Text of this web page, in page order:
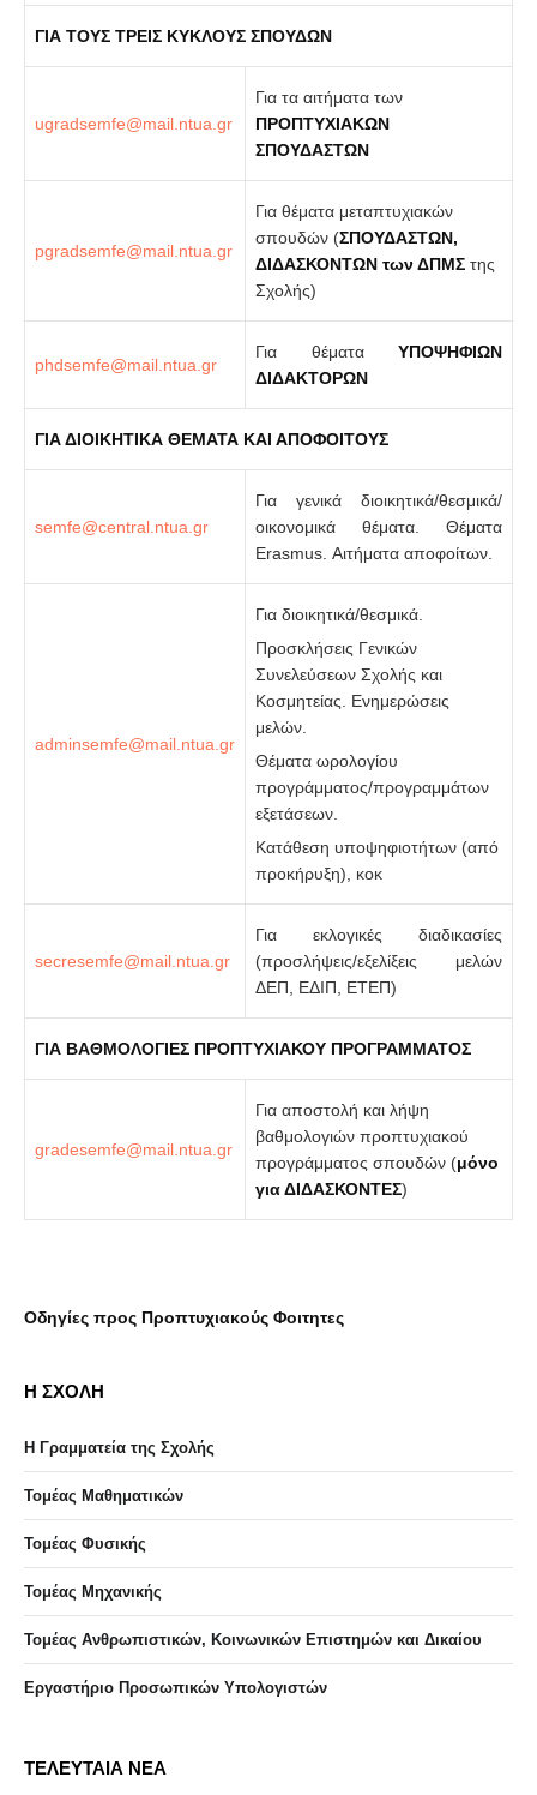
ΓΙΑ ΤΟΥΣ ΤΡΕΙΣ ΚΥΚΛΟΥΣ ΣΠΟΥΔΩΝ
Για τα αιτήματα των
ΠΡΟΠΤΥΧΙΑΚΩΝ
ΣΠΟΥΔΑΣΤΩΝ
Για θέματα μεταπτυχιακών
σπουδών (ΣΠΟΥΔΑΣΤΩΝ,
ΔΙΔΑΣΚΟΝΤΩΝ των ΔΠΜΣ της
Σχολής)
Για θέματα ΥΠΟΨΗΦΙΩΝ
ΔΙΔΑΚΤΟΡΩΝ
ΓΙΑ ΔΙΟΙΚΗΤΙΚΑ ΘΕΜΑΤΑ ΚΑΙ ΑΠΟΦΟΙΤΟΥΣ
Για γενικά διοικητικά/θεσμικά/
οικονομικά θέματα. Θέματα
Erasmus. Αιτήματα αποφοίτων.
Για διοικητικά/θεσμικά.
Προσκλήσεις Γενικών
Συνελεύσεων Σχολής και
Κοσμητείας. Ενημερώσεις
μελών.
Θέματα ωρολογίου
προγράμματος/προγραμμάτων
εξετάσεων.
Κατάθεση υποψηφιοτήτων (από
προκήρυξη), κοκ
Για εκλογικές διαδικασίες
(προσλήψεις/εξελίξεις μελών
ΔΕΠ, ΕΔΙΠ, ΕΤΕΠ)
ΓΙΑ ΒΑΘΜΟΛΟΓΙΕΣ ΠΡΟΠΤΥΧΙΑΚΟΥ ΠΡΟΓΡΑΜΜΑΤΟΣ
Για αποστολή και λήψη
βαθμολογιών προπτυχιακού
προγράμματος σπουδών (μόνο
για ΔΙΔΑΣΚΟΝΤΕΣ)
Οδηγίες προς Προπτυχιακούς Φοιτητες
Η ΣΧΟΛΗ
Η Γραμματεία της Σχολής
Τομέας Μαθηματικών
Τομέας Φυσικής
Τομέας Μηχανικής
Τομέας Ανθρωπιστικών, Κοινωνικών Επιστημών και Δικαίου
Eργαστήριo Προσωπικών Υπολογιστών
ΤΕΛΕΥΤΑΙΑ ΝΕΑ